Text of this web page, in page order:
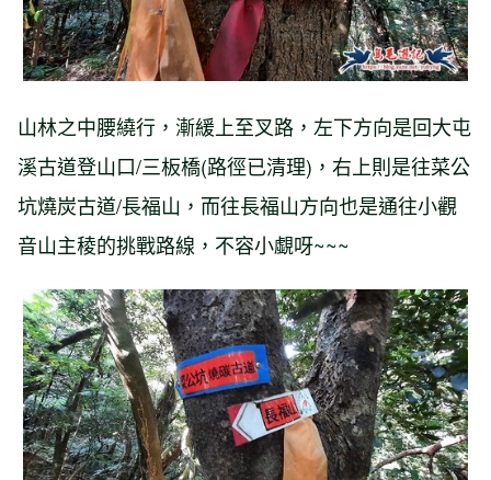
山林之中腰繞行，漸緩上至叉路，左下方向是回大屯
溪古道登山口/三板橋(路徑已清理)，右上則是往菜公
坑燒炭古道/長福山，而往長福山方向也是通往小觀
音山主稜的挑戰路線，不容小覷呀~~~